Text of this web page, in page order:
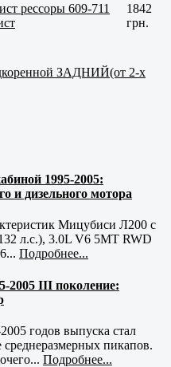
рессоры 609-711
1842
грн.
ЗАДНИЙ(от 2-х
1995-2005:
и дизельного мотора
Мицубиси Л200 с
л.с.), 3.0L V6 5MT RWD
Подробнее...
2005 III поколение:
годов выпуска стал
пикапов.
Подробнее...